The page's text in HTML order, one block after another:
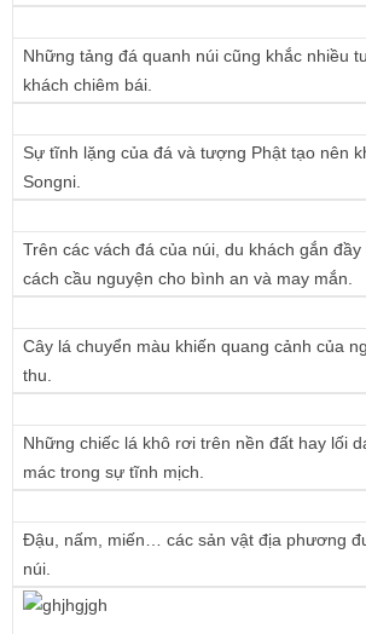
Những tảng đá quanh núi cũng khắc nhiều
khách chiêm bái.
Sự tĩnh lặng của đá và tượng Phật tạo nên
Songni.
Trên các vách đá của núi, du khách gắn
cách cầu nguyện cho bình an và may mắn.
Cây lá chuyển màu khiến quang cảnh của
thu.
Những chiếc lá khô rơi trên nền đất hay lối
mác trong sự tĩnh mịch.
Đậu, nấm, miến… các sản vật địa phương
núi.